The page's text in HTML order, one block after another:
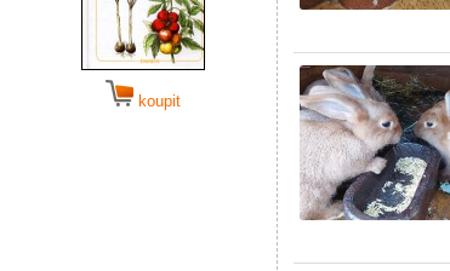
koupit